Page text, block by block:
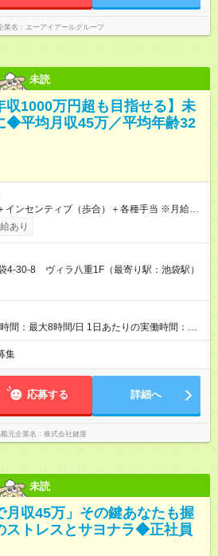
ります。
業名 エーアイアールグループ
未読
収1000万円超も目指せる】未
◆平均月収45万／平均年齢32
ンセンティブ（歩合）＋各種手当 ※月給22
売り上げに応じて月収額が増える仕組みで
ィブの内訳：（平均客単価の4倍）＋（利益
ありません。 【試用期間】試用期
長さ：3ヶ月 雇用形態、給与は本採用時と同
あり
4-30-8 ヴィラ八重1F（最寄り駅：池袋駅）
間：最大8時間/日 1日あたりの実働時間：８
時00分～16時00分 ・8時00分～18時00分 ・
分 ・12時00分～翌0時00分 ・18時00分～翌
集
応募する 詳細へ
元企業名 株式会社鍵屋
未読
月収45万」その鍵あなたも握
トレスとサヨナラ◆正社員